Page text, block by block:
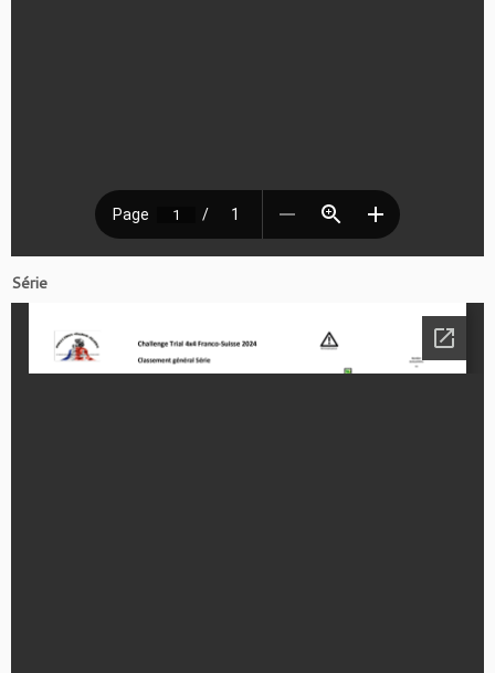
Série